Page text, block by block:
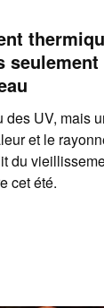
des UV, mais
et le
du
cet été.